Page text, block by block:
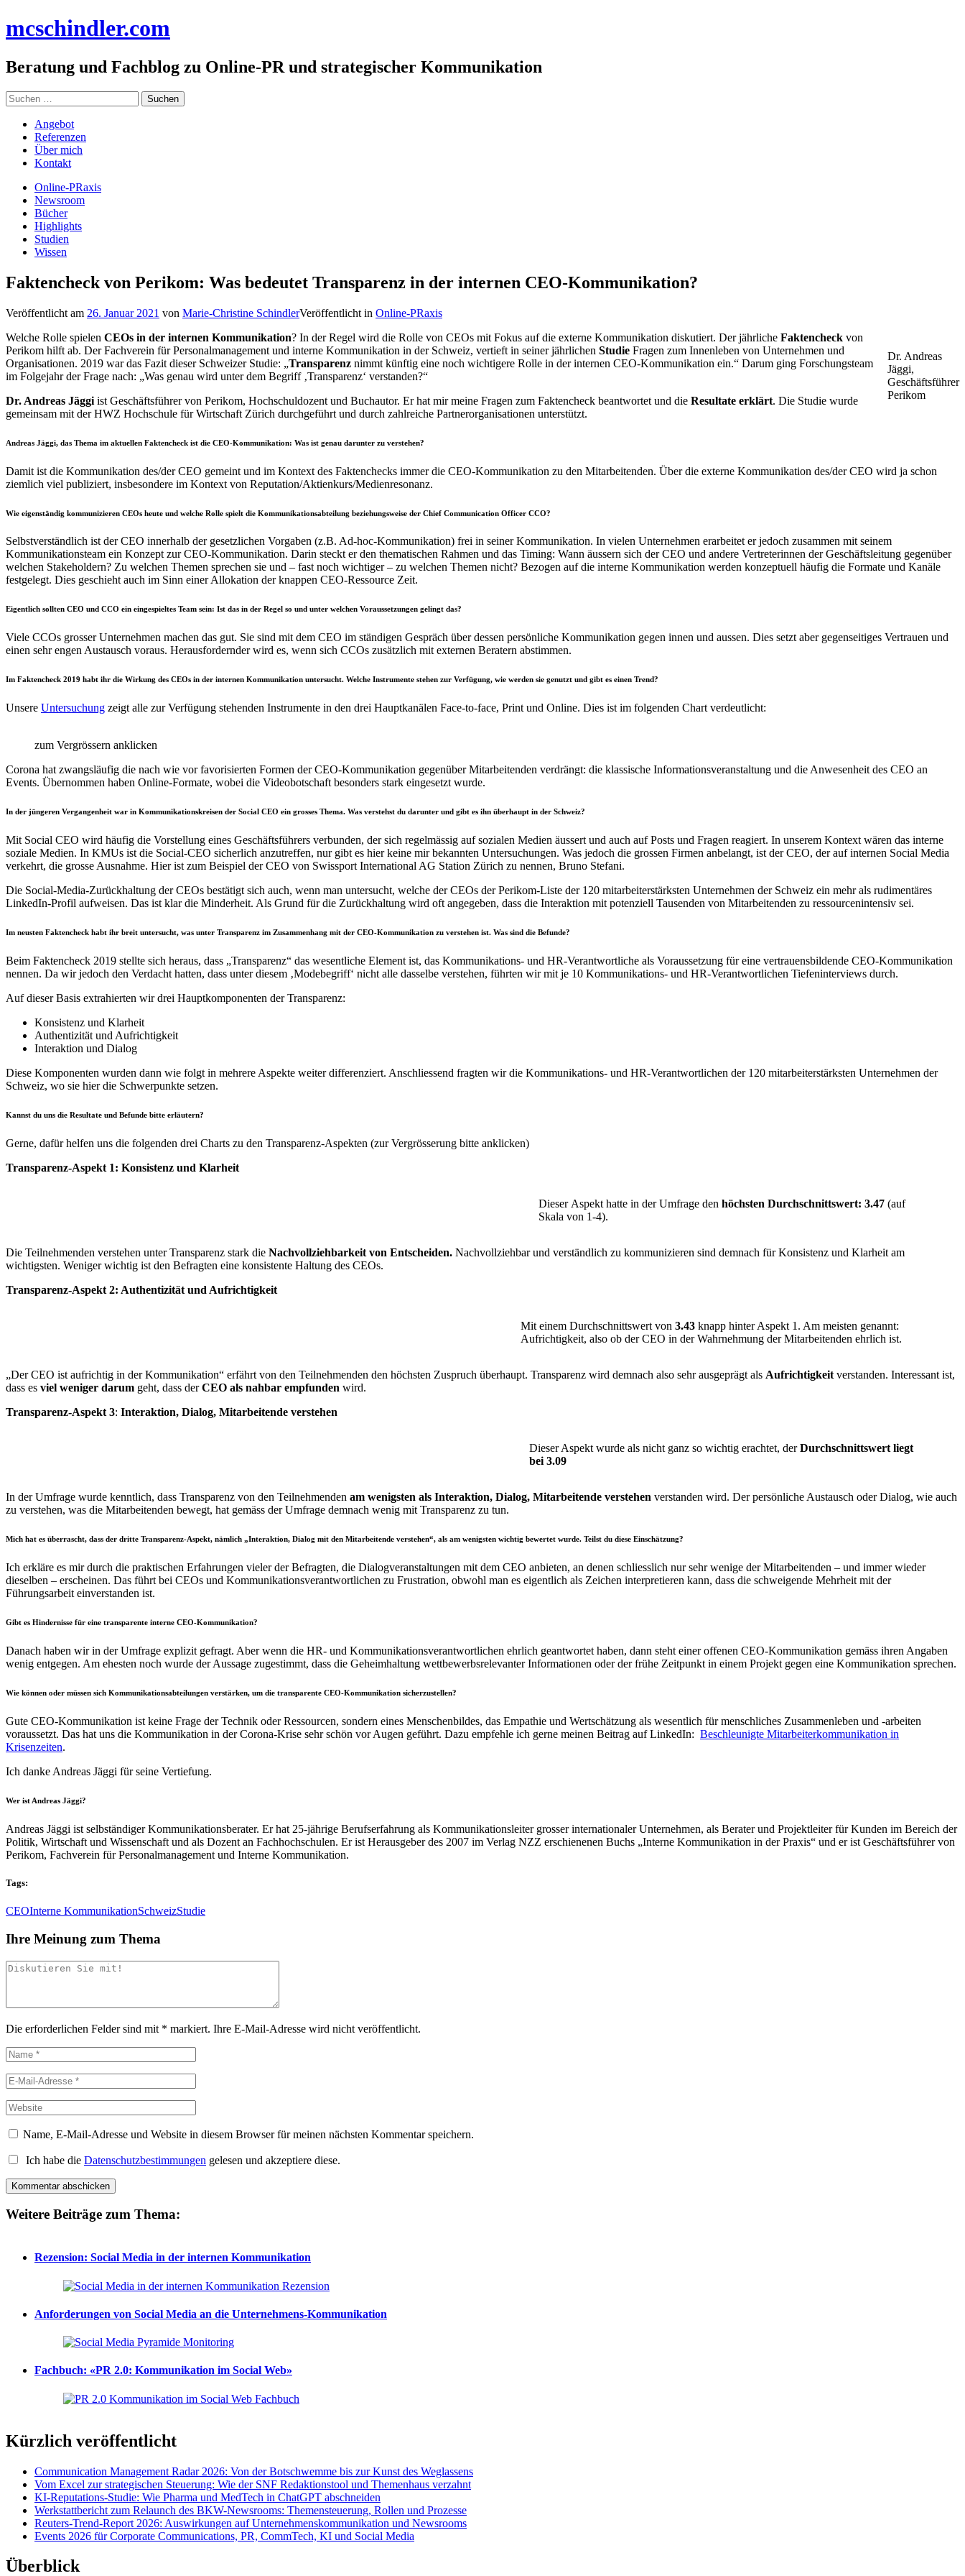
Inhalt
mcschindler.com
Beratung und Fachblog zu Online-PR und strategischer Kommunikation
Suchen
nach:
Angebot
Referenzen
Über mich
Kontakt
Online-PRaxis
Newsroom
Bücher
Highlights
Studien
Wissen
Faktencheck von Perikom: Was bedeutet Transparenz in der internen CEO-Kommunikation?
Veröffentlicht am 26. Januar 2021 von Marie-Christine SchindlerVeröffentlicht in Online-PRaxis
Dr. Andreas
Jäggi,
Geschäftsführer
Perikom
Welche Rolle spielen CEOs in der internen Kommunikation? In der Regel wird die Rolle von CEOs mit Fokus auf die externe Kommunikation diskutiert. Der jährliche Faktencheck von
Perikom hilft ab. Der Fachverein für Personalmanagement und interne Kommunikation in der Schweiz, vertieft in seiner jährlichen Studie Fragen zum Innenleben von Unternehmen und
Organisationen. 2019 war das Fazit dieser Schweizer Studie: „Transparenz nimmt künftig eine noch wichtigere Rolle in der internen CEO-Kommunikation ein.“ Darum ging Forschungsteam
im Folgejahr der Frage nach: „Was genau wird unter dem Begriff ‚Transparenz‘ verstanden?“
Dr. Andreas Jäggi ist Geschäftsführer von Perikom, Hochschuldozent und Buchautor. Er hat mir meine Fragen zum Faktencheck beantwortet und die Resultate erklärt. Die Studie wurde
gemeinsam mit der HWZ Hochschule für Wirtschaft Zürich durchgeführt und durch zahlreiche Partnerorganisationen unterstützt.
Andreas Jäggi, das Thema im aktuellen Faktencheck ist die CEO-Kommunikation: Was ist genau darunter zu verstehen?
Damit ist die Kommunikation des/der CEO gemeint und im Kontext des Faktenchecks immer die CEO-Kommunikation zu den Mitarbeitenden. Über die externe Kommunikation des/der CEO wird ja schon
ziemlich viel publiziert, insbesondere im Kontext von Reputation/Aktienkurs/Medienresonanz.
Wie eigenständig kommunizieren CEOs heute und welche Rolle spielt die Kommunikationsabteilung beziehungsweise der Chief Communication Officer CCO?
Selbstverständlich ist der CEO innerhalb der gesetzlichen Vorgaben (z.B. Ad-hoc-Kommunikation) frei in seiner Kommunikation. In vielen Unternehmen erarbeitet er jedoch zusammen mit seinem
Kommunikationsteam ein Konzept zur CEO-Kommunikation. Darin steckt er den thematischen Rahmen und das Timing: Wann äussern sich der CEO und andere Vertreterinnen der Geschäftsleitung gegenüber
welchen Stakeholdern? Zu welchen Themen sprechen sie und – fast noch wichtiger – zu welchen Themen nicht? Bezogen auf die interne Kommunikation werden konzeptuell häufig die Formate und Kanäle
festgelegt. Dies geschieht auch im Sinn einer Allokation der knappen CEO-Ressource Zeit.
Eigentlich sollten CEO und CCO ein eingespieltes Team sein: Ist das in der Regel so und unter welchen Voraussetzungen gelingt das?
Viele CCOs grosser Unternehmen machen das gut. Sie sind mit dem CEO im ständigen Gespräch über dessen persönliche Kommunikation gegen innen und aussen. Dies setzt aber gegenseitiges Vertrauen und
einen sehr engen Austausch voraus. Herausfordernder wird es, wenn sich CCOs zusätzlich mit externen Beratern abstimmen.
Im Faktencheck 2019 habt ihr die Wirkung des CEOs in der internen Kommunikation untersucht. Welche Instrumente stehen zur Verfügung, wie werden sie genutzt und gibt es einen Trend?
Unsere Untersuchung zeigt alle zur Verfügung stehenden Instrumente in den drei Hauptkanälen Face-to-face, Print und Online. Dies ist im folgenden Chart verdeutlicht:
zum Vergrössern anklicken
Corona hat zwangsläufig die nach wie vor favorisierten Formen der CEO-Kommunikation gegenüber Mitarbeitenden verdrängt: die klassische Informationsveranstaltung und die Anwesenheit des CEO an
Events. Übernommen haben Online-Formate, wobei die Videobotschaft besonders stark eingesetzt wurde.
In der jüngeren Vergangenheit war in Kommunikationskreisen der Social CEO ein grosses Thema. Was verstehst du darunter und gibt es ihn überhaupt in der Schweiz?
Mit Social CEO wird häufig die Vorstellung eines Geschäftsführers verbunden, der sich regelmässig auf sozialen Medien äussert und auch auf Posts und Fragen reagiert. In unserem Kontext wären das interne
soziale Medien. In KMUs ist die Social-CEO sicherlich anzutreffen, nur gibt es hier keine mir bekannten Untersuchungen. Was jedoch die grossen Firmen anbelangt, ist der CEO, der auf internen Social Media
verkehrt, die grosse Ausnahme. Hier ist zum Beispiel der CEO von Swissport International AG Station Zürich zu nennen, Bruno Stefani.
Die Social-Media-Zurückhaltung der CEOs bestätigt sich auch, wenn man untersucht, welche der CEOs der Perikom-Liste der 120 mitarbeiterstärksten Unternehmen der Schweiz ein mehr als rudimentäres
LinkedIn-Profil aufweisen. Das ist klar die Minderheit. Als Grund für die Zurückhaltung wird oft angegeben, dass die Interaktion mit potenziell Tausenden von Mitarbeitenden zu ressourcenintensiv sei.
Im neusten Faktencheck habt ihr breit untersucht, was unter Transparenz im Zusammenhang mit der CEO-Kommunikation zu verstehen ist. Was sind die Befunde?
Beim Faktencheck 2019 stellte sich heraus, dass „Transparenz“ das wesentliche Element ist, das Kommunikations- und HR-Verantwortliche als Voraussetzung für eine vertrauensbildende CEO-Kommunikation
nennen. Da wir jedoch den Verdacht hatten, dass unter diesem ‚Modebegriff‘ nicht alle dasselbe verstehen, führten wir mit je 10 Kommunikations- und HR-Verantwortlichen Tiefeninterviews durch.
Auf dieser Basis extrahierten wir drei Hauptkomponenten der Transparenz:
Konsistenz und Klarheit
Authentizität und Aufrichtigkeit
Interaktion und Dialog
Diese Komponenten wurden dann wie folgt in mehrere Aspekte weiter differenziert. Anschliessend fragten wir die Kommunikations- und HR-Verantwortlichen der 120 mitarbeiterstärksten Unternehmen der
Schweiz, wo sie hier die Schwerpunkte setzen.
Kannst du uns die Resultate und Befunde bitte erläutern?
Gerne, dafür helfen uns die folgenden drei Charts zu den Transparenz-Aspekten (zur Vergrösserung bitte anklicken)
Transparenz-Aspekt 1: Konsistenz und Klarheit
Dieser Aspekt hatte in der Umfrage den höchsten Durchschnittswert: 3.47 (auf
Skala von 1-4).
Die Teilnehmenden verstehen unter Transparenz stark die Nachvollziehbarkeit von Entscheiden. Nachvollziehbar und verständlich zu kommunizieren sind demnach für Konsistenz und Klarheit am
wichtigsten. Weniger wichtig ist den Befragten eine konsistente Haltung des CEOs.
Transparenz-Aspekt 2: Authentizität und Aufrichtigkeit
Mit einem Durchschnittswert von3.43 knapp hinter Aspekt 1. Am meisten genannt:
Aufrichtigkeit, also ob der CEO in der Wahrnehmung der Mitarbeitenden ehrlich ist.
„Der CEO ist aufrichtig in der Kommunikation“ erfährt von den Teilnehmenden den höchsten Zuspruch überhaupt. Transparenz wird demnach also sehr ausgeprägt als Aufrichtigkeit verstanden. Interessant ist,
dass es viel weniger darum geht, dass derCEO als nahbar empfunden wird.
Transparenz-Aspekt 3: Interaktion, Dialog, Mitarbeitende verstehen
Dieser Aspekt wurde als nicht ganz so wichtig erachtet, derDurchschnittswert liegt
bei 3.09
In der Umfrage wurde kenntlich, dass Transparenz von den Teilnehmenden am wenigsten als Interaktion, Dialog, Mitarbeitende verstehen verstanden wird. Der persönliche Austausch oder Dialog, wie auch
zu verstehen, was die Mitarbeitenden bewegt, hat gemäss der Umfrage demnach wenig mit Transparenz zu tun.
Mich hat es überrascht, dass der dritte Transparenz-Aspekt, nämlich „Interaktion, Dialog mit den Mitarbeitende verstehen“, als am wenigsten wichtig bewertet wurde. Teilst du diese Einschätzung?
Ich erkläre es mir durch die praktischen Erfahrungen vieler der Befragten, die Dialogveranstaltungen mit dem CEO anbieten, an denen schliesslich nur sehr wenige der Mitarbeitenden – und immer wieder
dieselben – erscheinen. Das führt bei CEOs und Kommunikationsverantwortlichen zu Frustration, obwohl man es eigentlich als Zeichen interpretieren kann, dass die schweigende Mehrheit mit der
Führungsarbeit einverstanden ist.
Gibt es Hindernisse für eine transparente interne CEO-Kommunikation?
Danach haben wir in der Umfrage explizit gefragt. Aber wenn die HR- und Kommunikationsverantwortlichen ehrlich geantwortet haben, dann steht einer offenen CEO-Kommunikation gemäss ihren Angaben
wenig entgegen. Am ehesten noch wurde der Aussage zugestimmt, dass die Geheimhaltung wettbewerbsrelevanter Informationen oder der frühe Zeitpunkt in einem Projekt gegen eine Kommunikation sprechen.
Wie können oder müssen sich Kommunikationsabteilungen verstärken, um die transparente CEO-Kommunikation sicherzustellen?
Gute CEO-Kommunikation ist keine Frage der Technik oder Ressourcen, sondern eines Menschenbildes, das Empathie und Wertschätzung als wesentlich für menschliches Zusammenleben und -arbeiten
voraussetzt. Das hat uns die Kommunikation in der Corona-Krise sehr schön vor Augen geführt. Dazu empfehle ich gerne meinen Beitrag auf LinkedIn: Beschleunigte Mitarbeiterkommunikation in
Krisenzeiten.
Ich danke Andreas Jäggi für seine Vertiefung.
Wer ist Andreas Jäggi?
Andreas Jäggi ist selbständiger Kommunikationsberater. Er hat 25-jährige Berufserfahrung als Kommunikationsleiter grosser internationaler Unternehmen, als Berater und Projektleiter für Kunden im Bereich der
Politik, Wirtschaft und Wissenschaft und als Dozent an Fachhochschulen. Er ist Herausgeber des 2007 im Verlag NZZ erschienenen Buchs „Interne Kommunikation in der Praxis“ und er ist Geschäftsführer von
Perikom, Fachverein für Personalmanagement und Interne Kommunikation.
Tags:
CEOInterne KommunikationSchweizStudie
Ihre Meinung zum Thema
Die erforderlichen Felder sind mit * markiert. Ihre E-Mail-Adresse wird nicht veröffentlicht.
Name, E-Mail-Adresse und Website in diesem Browser für meinen nächsten Kommentar speichern.
Ich habe die Datenschutzbestimmungen gelesen und akzeptiere diese.
Weitere Beiträge zum Thema:
Rezension: Social Media in der internen Kommunikation
Anforderungen von Social Media an die Unternehmens-Kommunikation
Fachbuch: «PR 2.0: Kommunikation im Social Web»
Kürzlich veröffentlicht
Communication Management Radar 2026: Von der Botschwemme bis zur Kunst des Weglassens
Vom Excel zur strategischen Steuerung: Wie der SNF Redaktionstool und Themenhaus verzahnt
KI-Reputations-Studie: Wie Pharma und MedTech in ChatGPT abschneiden
Werkstattbericht zum Relaunch des BKW-Newsrooms: Themensteuerung, Rollen und Prozesse
Reuters-Trend-Report 2026: Auswirkungen auf Unternehmenskommunikation und Newsrooms
Events 2026 für Corporate Communications, PR, CommTech, KI und Social Media
Überblick